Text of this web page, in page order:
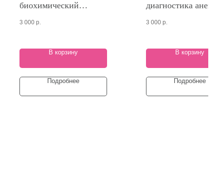
биохимический
3 000 р.
В корзину
Подробнее
диагностика
3 000 р.
В корзину
Подробнее